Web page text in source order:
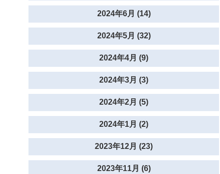
2024年6月 (14)
2024年5月 (32)
2024年4月 (9)
2024年3月 (3)
2024年2月 (5)
2024年1月 (2)
2023年12月 (23)
2023年11月 (6)